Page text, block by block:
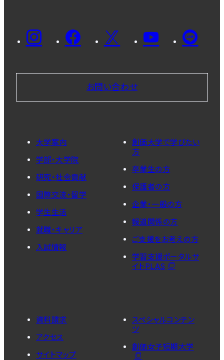
お問い合わせ
大学案内
学部・大学院
研究・社会貢献
国際交流・留学
学生生活
就職・キャリア
入試情報
創価大学で学びたい
方
卒業生の方
保護者の方
企業・一般の方
報道関係の方
ご支援をお考えの方
学習支援ポータルサ
イトPLAS
資料請求
アクセス
サイトマップ
スペシャルコンテン
ツ
創価女子短期大学